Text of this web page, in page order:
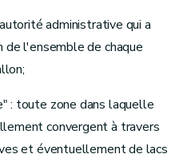
diverses
administrative qui a
l'ensemble de chaque
: toute zone dans laquelle
convergent à travers
et éventuellement de lacs